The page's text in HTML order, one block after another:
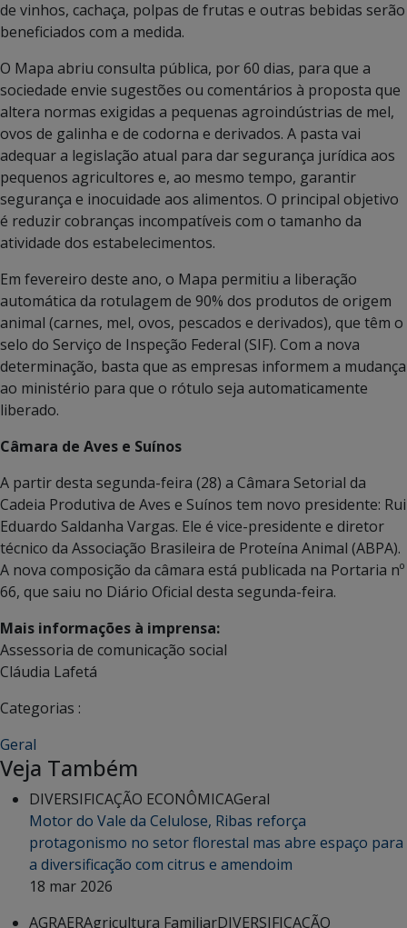
de vinhos, cachaça, polpas de frutas e outras bebidas serão
beneficiados com a medida.
O Mapa abriu consulta pública, por 60 dias, para que a
sociedade envie sugestões ou comentários à proposta que
altera normas exigidas a pequenas agroindústrias de mel,
ovos de galinha e de codorna e derivados. A pasta vai
adequar a legislação atual para dar segurança jurídica aos
pequenos agricultores e, ao mesmo tempo, garantir
segurança e inocuidade aos alimentos. O principal objetivo
é reduzir cobranças incompatíveis com o tamanho da
atividade dos estabelecimentos.
Em fevereiro deste ano, o Mapa permitiu a liberação
automática da rotulagem de 90% dos produtos de origem
animal (carnes, mel, ovos, pescados e derivados), que têm o
selo do Serviço de Inspeção Federal (SIF). Com a nova
determinação, basta que as empresas informem a mudança
ao ministério para que o rótulo seja automaticamente
liberado.
Câmara de Aves e Suínos
A partir desta segunda-feira (28) a Câmara Setorial da
Cadeia Produtiva de Aves e Suínos tem novo presidente: Rui
Eduardo Saldanha Vargas. Ele é vice-presidente e diretor
técnico da Associação Brasileira de Proteína Animal (ABPA).
A nova composição da câmara está publicada na Portaria nº
66, que saiu no Diário Oficial desta segunda-feira.
Mais informações à imprensa:
Assessoria de comunicação social
Cláudia Lafetá
Categorias :
Geral
Veja Também
DIVERSIFICAÇÃO ECONÔMICAGeral
Motor do Vale da Celulose, Ribas reforça
protagonismo no setor florestal mas abre espaço para
a diversificação com citrus e amendoim
18 mar 2026
AGRAERAgricultura FamiliarDIVERSIFICAÇÃO